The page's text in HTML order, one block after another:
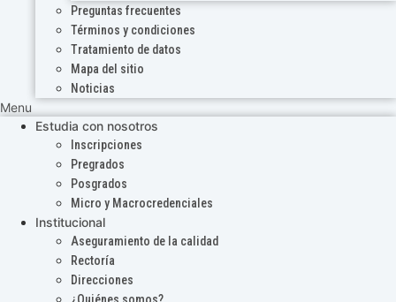
Preguntas frecuentes
Términos y condiciones
Tratamiento de datos
Mapa del sitio
Noticias
Menu
Estudia con nosotros
Inscripciones
Pregrados
Posgrados
Micro y Macrocredenciales
Institucional
Aseguramiento de la calidad
Rectoría
Direcciones